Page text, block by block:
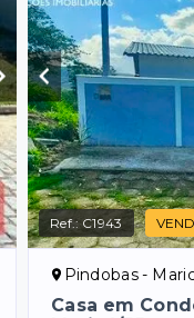
Ref.:C1943
Pindobas -
Casa em